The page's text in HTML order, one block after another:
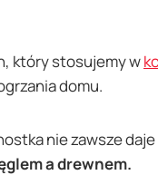
który stosujemy w
domu.
nie zawsze
a drewnem.